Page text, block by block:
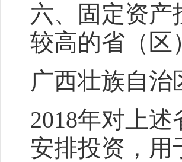
六、固定资产
较高的省（区
广西壮族自
2018年对上
安排投资，用